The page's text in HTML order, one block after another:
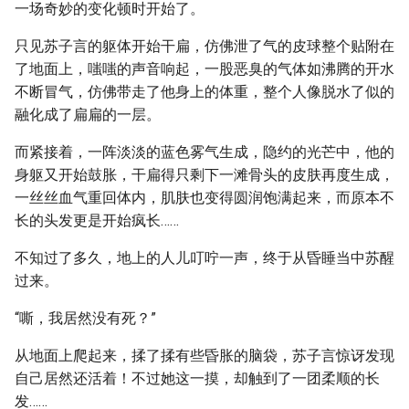
一场奇妙的变化顿时开始了。
只见苏子言的躯体开始干扁，仿佛泄了气的皮球整个贴附在
了地面上，嗤嗤的声音响起，一股恶臭的气体如沸腾的开水
不断冒气，仿佛带走了他身上的体重，整个人像脱水了似的
融化成了扁扁的一层。
而紧接着，一阵淡淡的蓝色雾气生成，隐约的光芒中，他的
身躯又开始鼓胀，干扁得只剩下一滩骨头的皮肤再度生成，
一丝丝血气重回体内，肌肤也变得圆润饱满起来，而原本不
长的头发更是开始疯长……
不知过了多久，地上的人儿叮咛一声，终于从昏睡当中苏醒
过来。
“嘶，我居然没有死？”
从地面上爬起来，揉了揉有些昏胀的脑袋，苏子言惊讶发现
自己居然还活着！不过她这一摸，却触到了一团柔顺的长
发……